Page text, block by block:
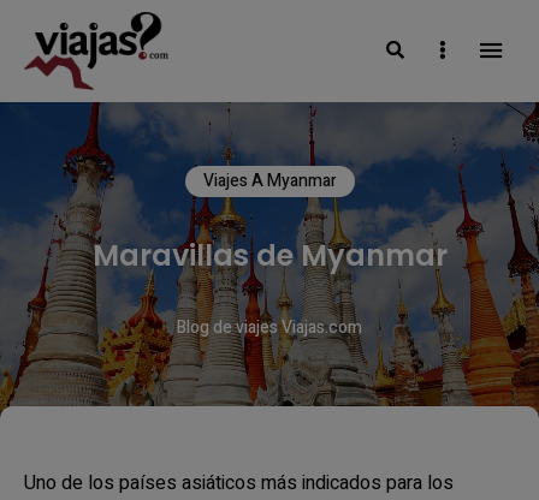
VIAJAS BLOG
SearchSidebar
Viajes A Myanmar
Maravillas de Myanmar
Blog de viajes Viajas.com
Uno de los países asiáticos más indicados para los